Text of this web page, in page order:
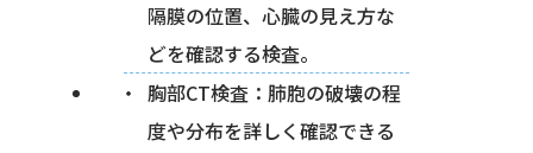
隔膜の位置、心臓の見え方な
どを確認する検査。
胸部CT検査：肺胞の破壊の程
度や分布を詳しく確認できる